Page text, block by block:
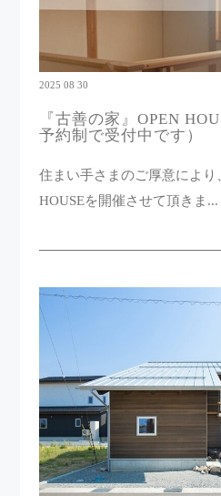
2025 08 30
『古善の家』OPEN
予約制で受付中です）
住まい手さまのご厚意により
HOUSEを開催させて頂きま...